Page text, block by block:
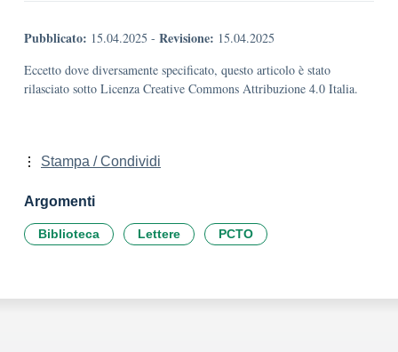
Pubblicato: 15.04.2025 - Revisione: 15.04.2025
Eccetto dove diversamente specificato, questo articolo è stato
rilasciato sotto Licenza Creative Commons Attribuzione 4.0 Italia.
Stampa / Condividi
Argomenti
Biblioteca Lettere PCTO